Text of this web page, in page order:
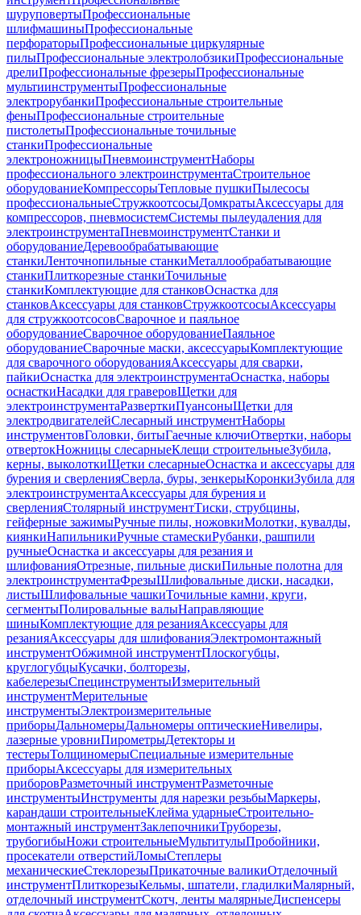
шуруповертыПрофессиональные
шлифмашиныПрофессиональные
перфораторыПрофессиональные циркулярные
пилыПрофессиональные электролобзикиПрофессиональные
дрелиПрофессиональные фрезерыПрофессиональные
мультиинструментыПрофессиональные
электрорубанкиПрофессиональные строительные
феныПрофессиональные строительные
пистолетыПрофессиональные точильные
станкиПрофессиональные
электроножницыПневмоинструментНаборы
профессионального электроинструментаСтроительное
оборудованиеКомпрессорыТепловые пушкиПылесосы
профессиональныеСтружкоотсосыДомкратыАксессуары для
компрессоров, пневмосистемСистемы пылеудаления для
электроинструментаПневмоинструментСтанки и
оборудованиеДеревообрабатывающие
станкиЛенточнопильные станкиМеталлообрабатывающие
станкиПлиткорезные станкиТочильные
станкиКомплектующие для станковОснастка для
станковАксессуары для станковСтружкоотсосыАксессуары
для стружкоотсосовСварочное и паяльное
оборудованиеСварочное оборудованиеПаяльное
оборудованиеСварочные маски, аксессуарыКомплектующие
для сварочного оборудованияАксессуары для сварки,
пайкиОснастка для электроинструментаОснастка, наборы
оснасткиНасадки для граверовЩетки для
электроинструментаРазверткиПуансоныЩетки для
электродвигателейСлесарный инструментНаборы
инструментовГоловки, битыГаечные ключиОтвертки, наборы
отвертокНожницы слесарныеКлещи строительныеЗубила,
керны, выколоткиЩетки слесарныеОснастка и аксессуары для
бурения и сверленияСверла, буры, зенкерыКоронкиЗубила для
электроинструментаАксессуары для бурения и
сверленияСтолярный инструментТиски, струбцины,
гейферные зажимыРучные пилы, ножовкиМолотки, кувалды,
киянкиНапильникиРучные стамескиРубанки, рашпили
ручныеОснастка и аксессуары для резания и
шлифованияОтрезные, пильные дискиПильные полотна для
электроинструментаФрезыШлифовальные диски, насадки,
листыШлифовальные чашкиТочильные камни, круги,
сегментыПолировальные валыНаправляющие
шиныКомплектующие для резанияАксессуары для
резанияАксессуары для шлифованияЭлектромонтажный
инструментОбжимной инструментПлоскогубцы,
круглогубцыКусачки, болторезы,
кабелерезыСпецинструментыИзмерительный
инструментМерительные
инструментыЭлектроизмерительные
приборыДальномерыДальномеры оптическиеНивелиры,
лазерные уровниПирометрыДетекторы и
тестерыТолщиномерыСпециальные измерительные
приборыАксессуары для измерительных
приборовРазметочный инструментРазметочные
инструментыИнструменты для нарезки резьбыМаркеры,
карандаши строительныеКлейма ударныеСтроительно-
монтажный инструментЗаклепочникиТруборезы,
трубогибыНожи строительныеМультитулыПробойники,
просекатели отверстийЛомыСтеплеры
механическиеСтеклорезыПрикаточные валикиОтделочный
инструментПлиткорезыКельмы, шпатели, гладилкиМалярный,
отделочный инструментСкотч, ленты малярныеДиспенсеры